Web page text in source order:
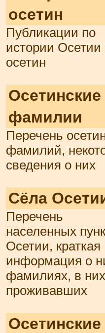
осетин
Публикации по
истории Осетии
осетин
Осетинские
фамилии
Перечень
фамилий,
сведения о них
Сёла
Перечень
населенных
Осетии, краткая
информация о
фамилиях, в них
проживавших
Осетинские